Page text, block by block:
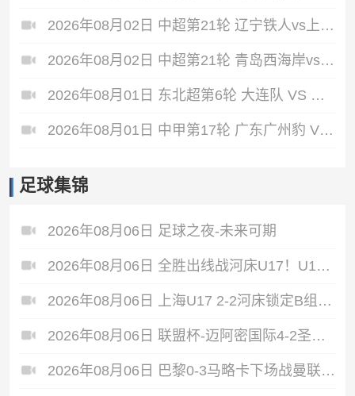
2026年08月02日 中超第21轮 辽宁铁人vs上海申花 全场录像
2026年08月02日 中超第21轮 青岛西海岸vs青岛海牛 全场录像
2026年08月01日 东北超第6轮 大连队 VS 鸡西队 全场录像
2026年08月01日 中甲第17轮 广东广州豹 VS 佛山南狮 全场录像
足球集锦
2026年08月06日 足球之夜-未来可期
2026年08月06日 全胜出线战河床U17！U17国足2-1十人药厂U17 赵松源登场1分钟传射
2026年08月06日 上海U17 2-2河床锁定B组第1 吕孟洋点射阿布力米破门 将战A组第2
2026年08月06日 联盟杯-迈阿密国际4-2圣路易斯 梅西2射1传 阿伦助攻戴帽
2026年08月06日 巴黎0-3马略卡下场战曼联 巴黎全场控球近6成+8射3正未果